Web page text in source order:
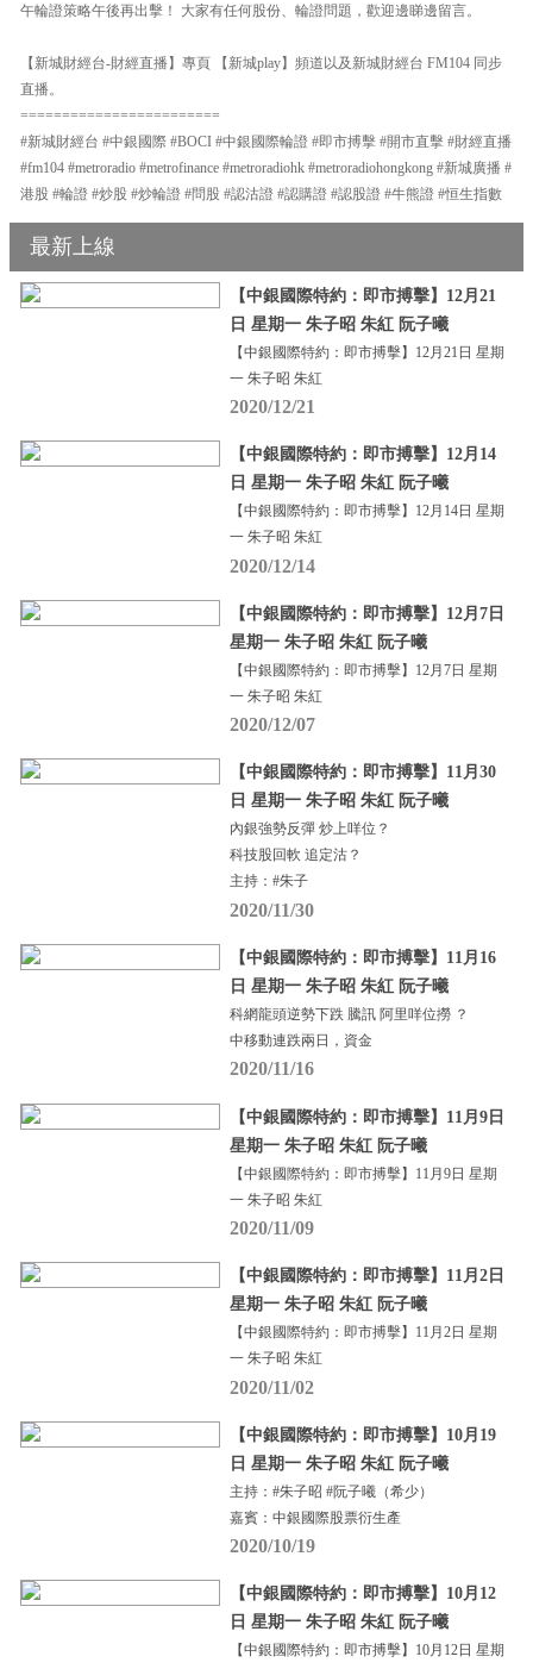
午輪證策略午後再出擊！ 大家有任何股份、輪證問題，歡迎邊睇邊留言。
【新城財經台-財經直播】專頁 【新城play】頻道以及新城財經台 FM104 同步
直播。
========================
#新城財經台 #中銀國際 #BOCI #中銀國際輪證 #即市搏擊 #開市直擊 #財經直播
#fm104 #metroradio #metrofinance #metroradiohk #metroradiohongkong #新城廣播 #
港股 #輪證 #炒股 #炒輪證 #問股 #認沽證 #認購證 #認股證 #牛熊證 #恒生指數
最新上線
【中銀國際特約：即市搏擊】12月21
日 星期一 朱子昭 朱紅 阮子曦
【中銀國際特約：即市搏擊】12月21日 星期
一 朱子昭 朱紅
2020/12/21
【中銀國際特約：即市搏擊】12月14
日 星期一 朱子昭 朱紅 阮子曦
【中銀國際特約：即市搏擊】12月14日 星期
一 朱子昭 朱紅
2020/12/14
【中銀國際特約：即市搏擊】12月7日
星期一 朱子昭 朱紅 阮子曦
【中銀國際特約：即市搏擊】12月7日 星期
一 朱子昭 朱紅
2020/12/07
【中銀國際特約：即市搏擊】11月30
日 星期一 朱子昭 朱紅 阮子曦
內銀強勢反彈 炒上咩位？
科技股回軟 追定沽？
主持：#朱子
2020/11/30
【中銀國際特約：即市搏擊】11月16
日 星期一 朱子昭 朱紅 阮子曦
科網龍頭逆勢下跌 騰訊 阿里咩位撈 ？
中移動連跌兩日，資金
2020/11/16
【中銀國際特約：即市搏擊】11月9日
星期一 朱子昭 朱紅 阮子曦
【中銀國際特約：即市搏擊】11月9日 星期
一 朱子昭 朱紅
2020/11/09
【中銀國際特約：即市搏擊】11月2日
星期一 朱子昭 朱紅 阮子曦
【中銀國際特約：即市搏擊】11月2日 星期
一 朱子昭 朱紅
2020/11/02
【中銀國際特約：即市搏擊】10月19
日 星期一 朱子昭 朱紅 阮子曦
主持：#朱子昭 #阮子曦（希少）
嘉賓：中銀國際股票衍生產
2020/10/19
【中銀國際特約：即市搏擊】10月12
日 星期一 朱子昭 朱紅 阮子曦
【中銀國際特約：即市搏擊】10月12日 星期